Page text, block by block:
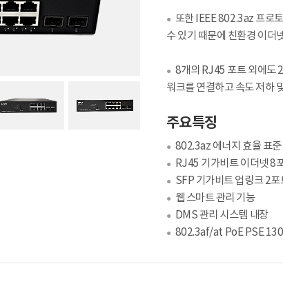
●
또한 IEEE 802.3az 프로
수 있기 때문에 친환경 이더
● 8개의 RJ45 포트 외에도
워크를 연결하고 속도 저하
주요특징
● 802.3az 에너지 효율 표준
● RJ45 기가비트 이더넷 8
● SFP 기가비트 업링크 2포
● 웹 스마트 관리 기능
● DMS 관리 시스템 내장
● 802.3af/at PoE PSE